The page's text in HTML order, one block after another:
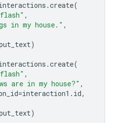
.create(
,
in my house." ,
)
.create(
,
are in my house?" ,
=interaction1 . id,
)